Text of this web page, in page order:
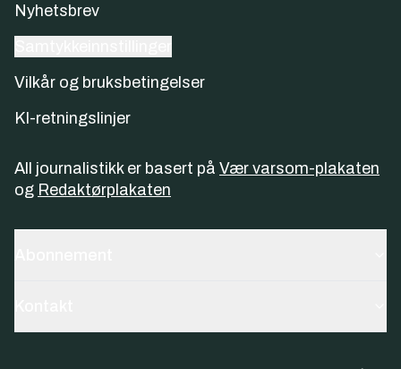
Nyhetsbrev
Vilkår og bruksbetingelser
KI-retningslinjer
All journalistikk er basert på Vær varsom-plakaten
og Redaktørplakaten